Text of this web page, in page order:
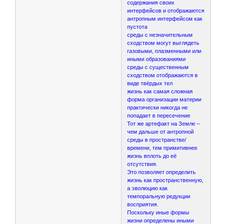
содержания своих
интерфейсов и отображаются
антропным интерфейсом как
пустота
среды с незначительным
сходством могут выглядеть
газовыми, плазменными или
иными образованиями
среды с существенным
сходством отображаются в
виде твёрдых тел
жизнь как самая сложная
форма организации материи
практически никогда не
попадает в пересечение
Тот же артефакт на Земле –
чем дальше от антропной
среды в пространстве/
времени, тем примитивнее
жизнь вплоть до её
отсутствия.
Это позволяет определить
жизнь как пространственную,
а эволюцию как
темпоральную редукции
восприятия.
Поскольку иные формы
жизни определены иными